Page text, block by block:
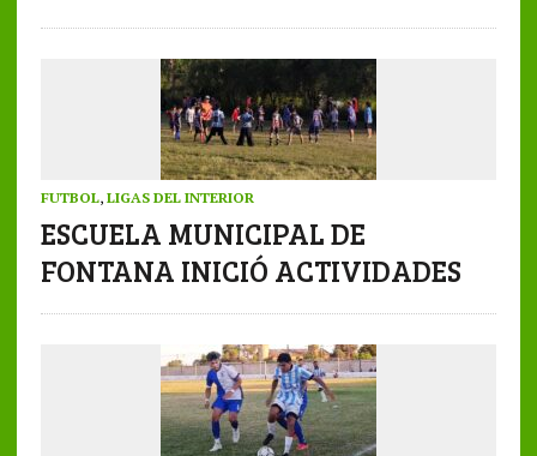
k
te
ai
l
at
s
A
p
p
ar
e
FUTBOL, LIGAS DEL INTERIOR
ESCUELA MUNICIPAL DE
FONTANA INICIÓ ACTIVIDADES